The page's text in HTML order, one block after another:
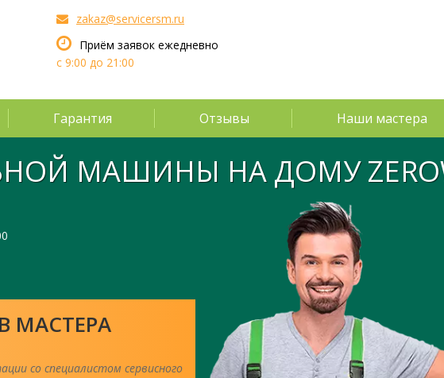
zakaz@servicersm.ru
Приём заявок ежедневно
с 9:00 до 21:00
Гарантия Отзывы Наши мастера
МАШИНЫ НА ДОМУ
МАСТЕРА
со специалистом сервисного